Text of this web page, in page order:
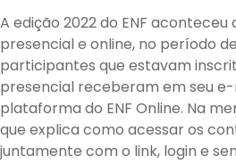
A edição 2022 do ENF
presencial e online, no período
participantes que estavam
presencial receberam em seu
plataforma do ENF Online. Na
que explica como acessar os
juntamente com o link, login e